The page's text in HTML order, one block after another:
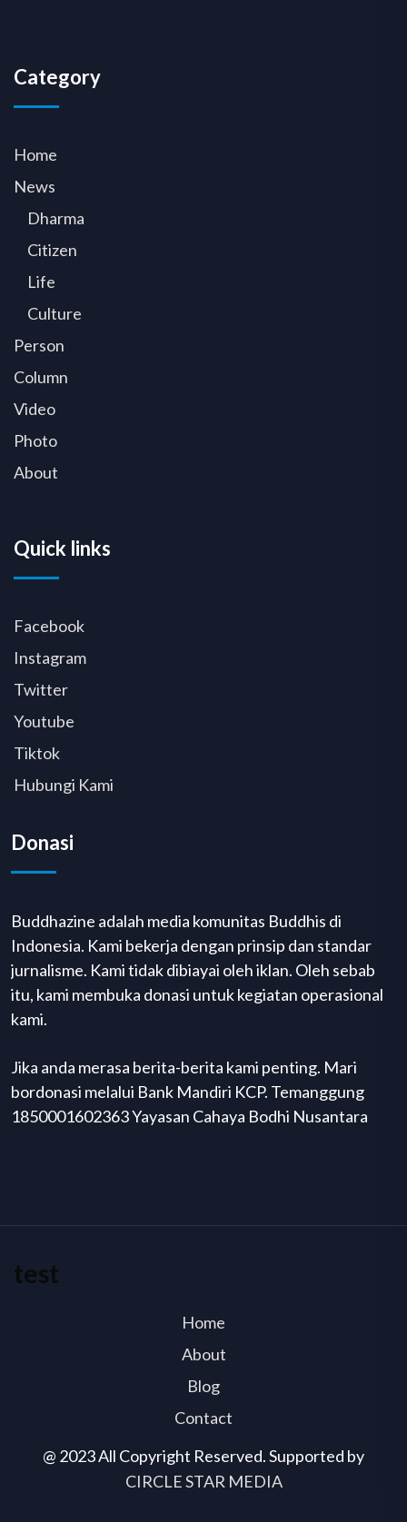
Category
Home
News
Dharma
Citizen
Life
Culture
Person
Column
Video
Photo
About
Quick links
Facebook
Instagram
Twitter
Youtube
Tiktok
Hubungi Kami
Donasi
Buddhazine adalah media komunitas Buddhis di
Indonesia. Kami bekerja dengan prinsip dan standar
jurnalisme. Kami tidak dibiayai oleh iklan. Oleh sebab
itu, kami membuka donasi untuk kegiatan operasional
kami.
Jika anda merasa berita-berita kami penting. Mari
bordonasi melalui Bank Mandiri KCP. Temanggung
1850001602363 Yayasan Cahaya Bodhi Nusantara
@ 2023 All Copyright Reserved. Supported by
CIRCLE STAR MEDIA
test
Home
About
Blog
Contact